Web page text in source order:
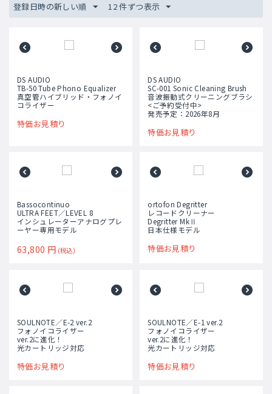
登録日時の新しい順 12 件ずつ表示
DS AUDIO
TB-50 Tube Phono Equalizer
真空管ハイブリッド・フォノイ
コライザー
特価お見積り
DS AUDIO
SC-001 Sonic Cleaning Brush
音波振動式クリーニングブラシ
<ご予約受付中>
発売予定：2026年8月
特価お見積り
Bassocontinuo
ULTRA FEET／LEVEL 8
インシュレーターアナログプレ
ーヤー専用モデル
63,800 円 (税込)
ortofon Degritter
レコードクリーナー
Degritter MkⅡ
日本仕様モデル
特価お見積り
SOULNOTE／E-2 ver.2
フォノイコライザー
ver.2に進化！
光カートリッジ対応
特価お見積り
SOULNOTE／E-1 ver.2
フォノイコライザー
ver.2に進化！
光カートリッジ対応
特価お見積り